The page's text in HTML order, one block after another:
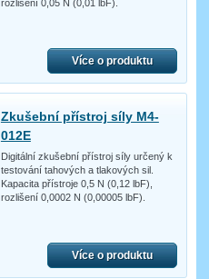
rozlišení 0,05 N (0,01 lbF).
Více o produktu
Zkušební přístroj síly M4-
012E
Digitální zkušební přístroj síly určený k
testování tahových a tlakových sil.
Kapacita přístroje 0,5 N (0,12 lbF),
rozlišení 0,0002 N (0,00005 lbF).
Více o produktu